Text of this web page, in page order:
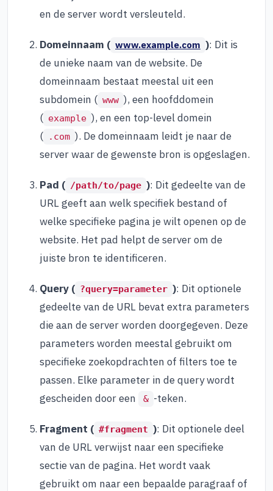
en de server wordt versleuteld.
Domeinnaam ( www.example.com ): Dit is
de unieke naam van de website. De
domeinnaam bestaat meestal uit een
subdomein ( www ), een hoofddomein
( example ), en een top-level domein
(
.com ). De domeinnaam leidt je naar de
server waar de gewenste bron is opgeslagen.
Pad ( /path/to/page ): Dit gedeelte van de
URL geeft aan welk specifiek bestand of
welke specifieke pagina je wilt openen op de
website. Het pad helpt de server om de
juiste bron te identificeren.
Query ( ?query=parameter ): Dit optionele
gedeelte van de URL bevat extra parameters
die aan de server worden doorgegeven. Deze
parameters worden meestal gebruikt om
specifieke zoekopdrachten of filters toe te
passen. Elke parameter in de query wordt
gescheiden door een
& -teken.
Fragment ( #fragment ): Dit optionele deel
van de URL verwijst naar een specifieke
sectie van de pagina. Het wordt vaak
gebruikt om naar een bepaalde paragraaf of